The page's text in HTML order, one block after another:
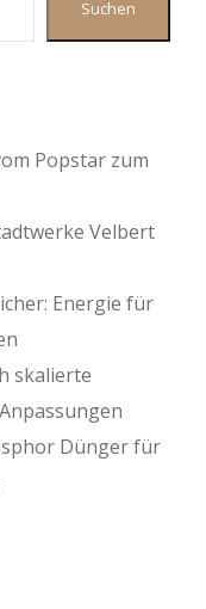
Suchen
Popstar zum
Velbert
Energie für
skalierte
Dünger für